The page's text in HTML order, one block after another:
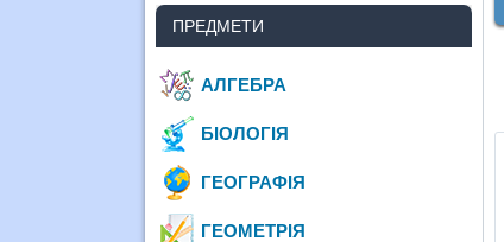
ПРЕДМЕТИ
АЛГЕБРА
БІОЛОГІЯ
ГЕОГРАФІЯ
ГЕОМЕТРІЯ